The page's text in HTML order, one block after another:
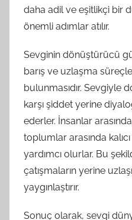
daha adil ve eşitlikçi bir
önemli adımlar atılır.
Sevginin dönüştürücü
barış ve uzlaşma
bulunmasıdır. Sevgiyle
karşı şiddet yerine
ederler. İnsanlar
toplumlar arasında
yardımcı olurlar. Bu
çatışmaların yerine
yaygınlaştırır.
Sonuç olarak, sevgi